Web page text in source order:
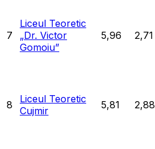
7
Liceul Teoretic
„Dr. Victor
Gomoiu”
5,96 2,71
8
Liceul Teoretic
Cujmir
5,81 2,88